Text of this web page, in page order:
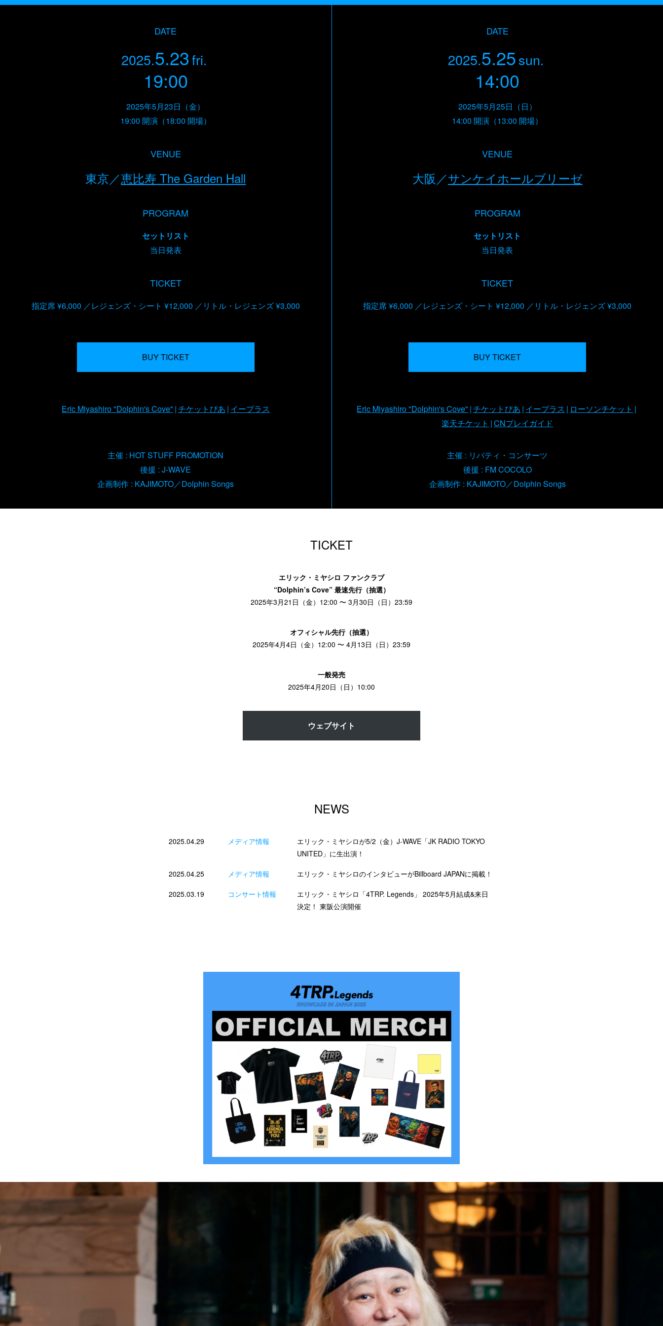
DATE
2025.5.23fri.
19:00
2025年5月23日（金）
19:00 開演（18:00 開場）
VENUE
東京／恵比寿 The Garden Hall
PROGRAM
セットリスト
当日発表
TICKET
指定席 ¥6,000 レジェンズ・シート ¥12,000 リトル・レジェンズ ¥3,000
BUY TICKET
Eric Miyashiro "Dolphin's Cove" チケットぴあ イープラス
主催 : HOT STUFF PROMOTION
後援 : J-WAVE
企画制作 : KAJIMOTO／Dolphin Songs
DATE
2025.5.25sun.
14:00
2025年5月25日（日）
14:00 開演（13:00 開場）
VENUE
大阪／サンケイホールブリーゼ
PROGRAM
セットリスト
当日発表
TICKET
指定席 ¥6,000 レジェンズ・シート ¥12,000 リトル・レジェンズ ¥3,000
BUY TICKET
Eric Miyashiro "Dolphin's Cove" チケットぴあ イープラス
ローソンチケット
楽天チケット
CNプレイガイド
主催 : リバティ・コンサーツ
後援 : FM COCOLO
企画制作 : KAJIMOTO／Dolphin Songs
TICKET
エリック・ミヤシロ ファンクラブ
“Dolphin’s Cove” 最速先行（抽選）
2025年3月21日（金）12:00 〜 3月30日（日）23:59
オフィシャル先行（抽選）
2025年4月4日（金）12:00 〜 4月13日（日）23:59
一般発売
2025年4月20日（日）10:00
ウェブサイト
NEWS
2025.04.29 メディア情報
エリック・ミヤシロが5/2（金）J-WAVE「JK RADIO TOKYO
UNITED」に生出演！
2025.04.25 メディア情報 エリック・ミヤシロのインタビューがBillboard JAPANに掲載！
2025.03.19 コンサート情報
エリック・ミヤシロ「4TRP. Legends」 2025年5月結成&来日
決定！ 東阪公演開催